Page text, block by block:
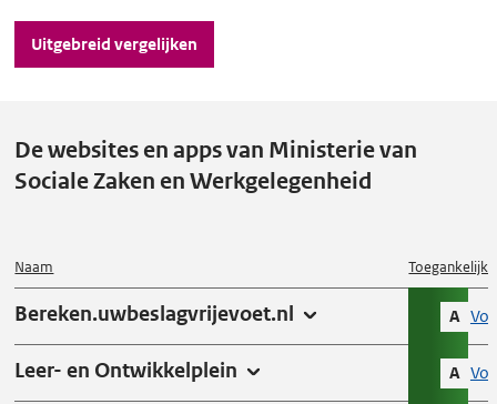
l
e
v
e
s
t
Uitgebreid vergelijken
De websites en apps van Ministerie van
Sociale Zaken en Werkgelegenheid
Naam
Bereken.uwbeslagvrijevoet.nl A
Leer- en Ontwikkelplein A